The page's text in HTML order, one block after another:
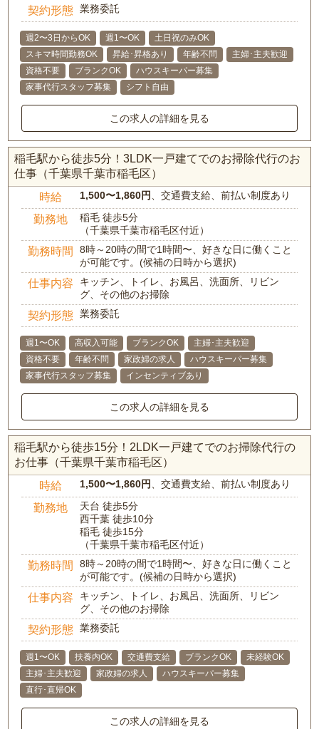
契約形態 業務委託
週2〜3日からOK 週1〜OK
土日祝のみOK
スキマ時間勤務OK
昇給･昇格あり 年齢不問
主婦･主夫歓迎
資格不要
ブランクOK
ハウスキーパー募集
家事代行スタッフ募集
シフト自由
この求人の詳細を見る
稲毛駅から徒歩5分！3LDK一戸建てでのお掃除代行のお
仕事（千葉県千葉市稲毛区）
時給 1,500〜1,860円、交通費支給、前払い制度あり
勤務地
稲毛 徒歩5分
（千葉県千葉市稲毛区付近）
勤務時間
8時～20時の間で1時間〜、好きな日に働くこと
が可能です。(候補の日時から選択)
仕事内容
キッチン、トイレ、お風呂、洗面所、リビン
グ、その他のお掃除
契約形態 業務委託
週1〜OK 高収入可能 ブランクOK
主婦･主夫歓迎
資格不要
年齢不問 家政婦の求人
ハウスキーパー募集
家事代行スタッフ募集
インセンティブあり
この求人の詳細を見る
稲毛駅から徒歩15分！2LDK一戸建てでのお掃除代行の
お仕事（千葉県千葉市稲毛区）
時給 1,500〜1,860円、交通費支給、前払い制度あり
勤務地
天台 徒歩5分
西千葉 徒歩10分
稲毛 徒歩15分
（千葉県千葉市稲毛区付近）
勤務時間
8時～20時の間で1時間〜、好きな日に働くこと
が可能です。(候補の日時から選択)
仕事内容
キッチン、トイレ、お風呂、洗面所、リビン
グ、その他のお掃除
契約形態 業務委託
週1〜OK 扶養内OK 交通費支給 ブランクOK
未経験OK
主婦･主夫歓迎
家政婦の求人
ハウスキーパー募集
直行･直帰OK
この求人の詳細を見る